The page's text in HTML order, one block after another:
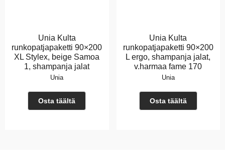
Unia Kulta
runkopatjapaketti 90×200
XL Stylex, beige Samoa
1, shampanja jalat
Unia
Osta täältä
Unia Kulta
runkopatjapaketti 90×200
L ergo, shampanja jalat,
v.harmaa fame 170
Unia
Osta täältä